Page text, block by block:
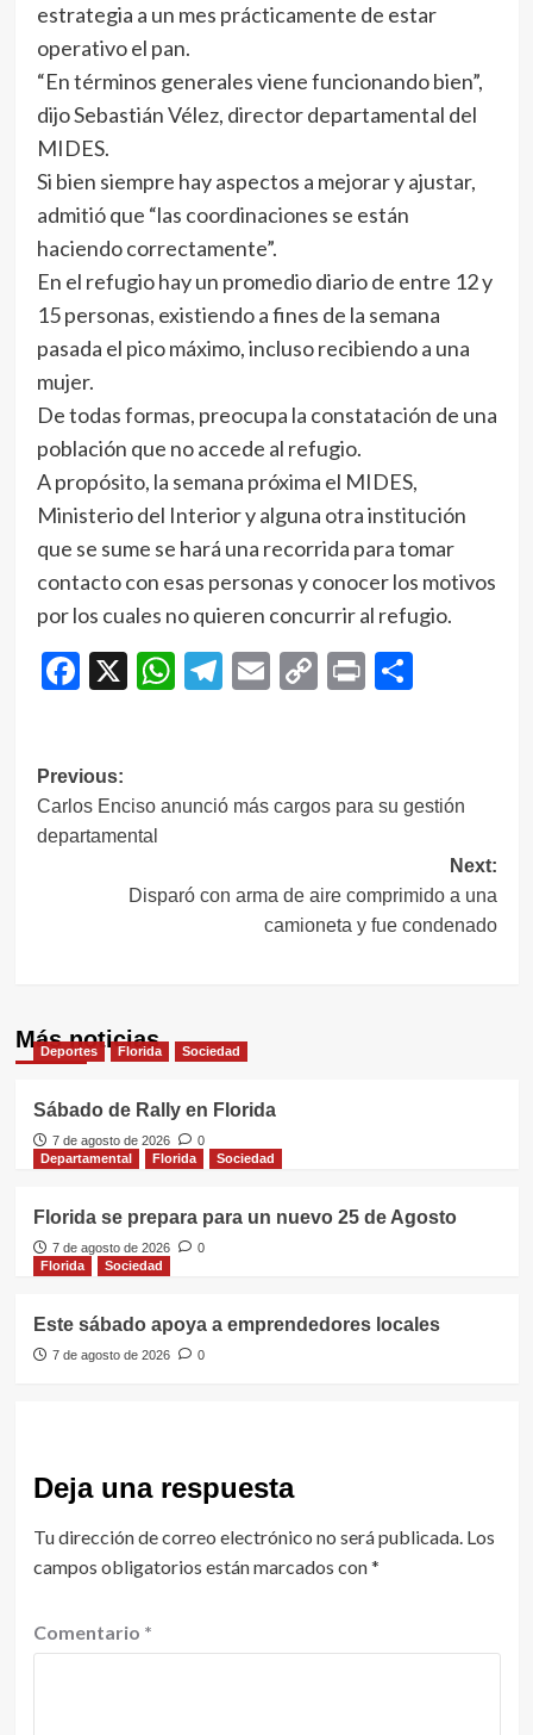
estrategia a un mes prácticamente de estar
operativo el pan.
“En términos generales viene funcionando bien”,
dijo Sebastián Vélez, director departamental del
MIDES.
Si bien siempre hay aspectos a mejorar y ajustar,
admitió que “las coordinaciones se están
haciendo correctamente”.
En el refugio hay un promedio diario de entre 12 y
15 personas, existiendo a fines de la semana
pasada el pico máximo, incluso recibiendo a una
mujer.
De todas formas, preocupa la constatación de una
población que no accede al refugio.
A propósito, la semana próxima el MIDES,
Ministerio del Interior y alguna otra institución
que se sume se hará una recorrida para tomar
contacto con esas personas y conocer los motivos
por los cuales no quieren concurrir al refugio.
Facebook
X WhatsApp
Telegram
EmailCopy
Print
Navegación
de
entradas
Previous:
Carlos Enciso anunció más cargos para su gestión
departamental
Next:
Disparó con arma de aire comprimido a una
camioneta y fue condenado
Más noticias
Deportes Florida Sociedad
Sábado de Rally en Florida
7 de agosto de 2026
0
Departamental
Florida Sociedad
Florida se prepara para un nuevo 25 de Agosto
7 de agosto de 2026
0
Florida
Sociedad
Este sábado apoya a emprendedores locales
7 de agosto de 2026 0
Deja una respuesta
Tu dirección de correo electrónico no será publicada. Los
campos obligatorios están marcados con*
Comentario *